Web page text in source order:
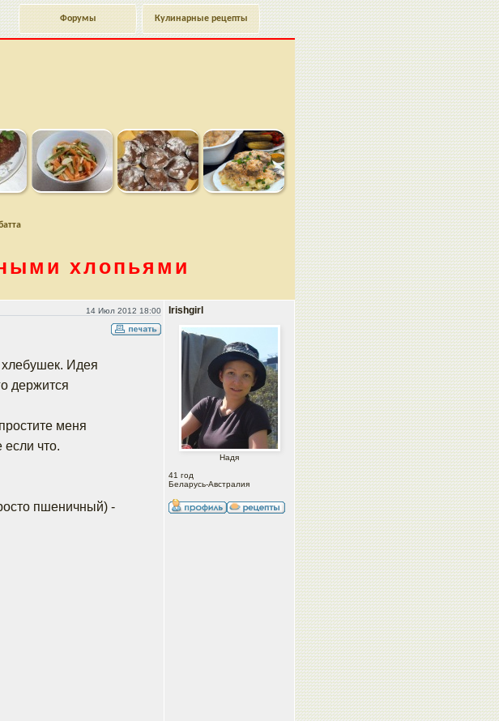
Кулинарные рецепты
Форумы
хлопьями
14 Июл 2012 18:00 Irishgirl
Надя
41 год
Беларусь-Австралия
Идея
держится
меня
если что.
пшеничный) -